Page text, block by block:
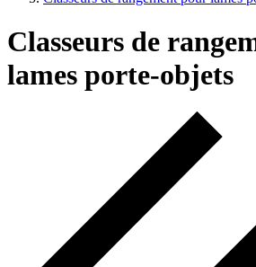
Classeurs de
lames porte-objets